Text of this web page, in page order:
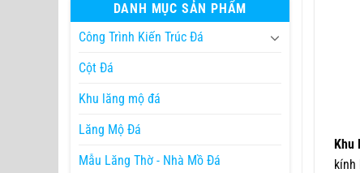
DANH MỤC SẢN PHẨM
Công Trình Kiến Trúc Đá
Cột Đá
Khu lăng mộ đá
Lăng Mộ Đá
Mẫu Lăng Thờ - Nhà Mồ Đá
Khu
kính